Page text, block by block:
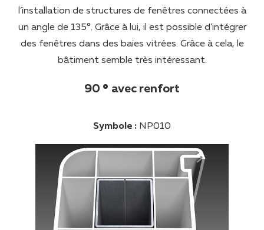
l’installation de structures de fenêtres connectées à
un angle de 135°. Grâce à lui, il est possible d’intégrer
des fenêtres dans des baies vitrées. Grâce à cela, le
bâtiment semble très intéressant.
90 ° avec renfort
Symbole : NP010